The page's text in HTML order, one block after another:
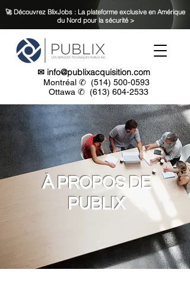
✉ info@publixacquisition.com
Montréal ✆ (514) 500-0593
Ottawa ✆ (613) 604-2533
🚀 Découvrez BlixJobs : La plateforme exclusive en Amérique
du Nord pour la sécurité >
À PROPOS DE
PUBLIX